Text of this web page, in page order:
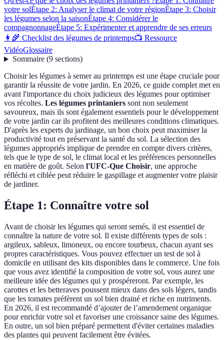
votre solÉtape 2: Analyser le climat de votre régionÉtape 3: Choisir
les légumes selon la saisonÉtape 4: Considérer le
compagnonnageÉtape 5: Expérimenter et apprendre de ses erreurs
👩‍🌾 Checklist des légumes de printemps📺 Ressource
VidéoGlossaire
Sommaire(9 sections)
Choisir les légumes à semer au printemps est une étape cruciale pour
garantir la réussite de votre jardin. En 2026, ce guide complet met en
avant l'importance du choix judicieux des légumes pour optimiser
vos récoltes. Les légumes printaniers sont non seulement
savoureux, mais ils sont également essentiels pour le développement
de votre jardin car ils profitent des meilleures conditions climatiques.
D'après les experts du jardinage, un bon choix peut maximiser la
productivité tout en préservant la santé du sol. La sélection des
légumes appropriés implique de prendre en compte divers critères,
tels que le type de sol, le climat local et les préférences personnelles
en matière de goût. Selon l'UFC-Que Choisir, une approche
réfléchi et ciblée peut réduire le gaspillage et augmenter votre plaisir
de jardiner.
Étape 1: Connaître votre sol
Avant de choisir les légumes qui seront semés, il est essentiel de
connaître la nature de votre sol. Il existe différents types de sols :
argileux, sableux, limoneux, ou encore tourbeux, chacun ayant ses
propres caractéristiques. Vous pouvez effectuer un test de sol à
domicile en utilisant des kits disponibles dans le commerce. Une fois
que vous avez identifié la composition de votre sol, vous aurez une
meilleure idée des légumes qui y prospéreront. Par exemple, les
carottes et les betteraves poussent mieux dans des sols légers, tandis
que les tomates préfèrent un sol bien drainé et riche en nutriments.
En 2026, il est recommandé d’ajouter de l’amendement organique
pour enrichir votre sol et favoriser une croissance saine des légumes.
En outre, un sol bien préparé permettent d'éviter certaines maladies
des plantes qui peuvent facilement être évitées.